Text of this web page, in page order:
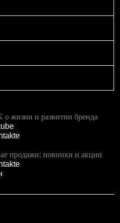
жизни и развитии бренда
продажи: новинки и акции